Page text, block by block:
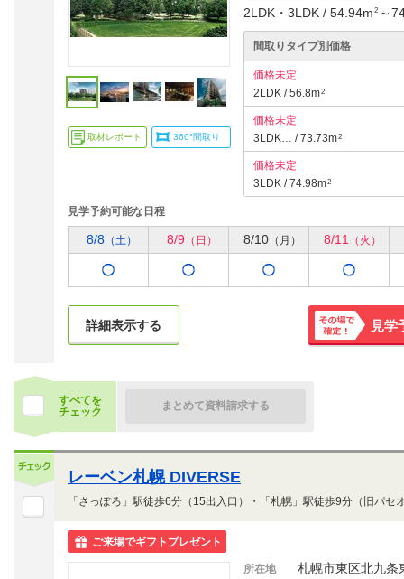
取材レポート 360°間取り
2LDK・3LDK / 54.94m 2 ～
間取りタイプ別価格
価格未定
2LDK / 56.8m2
価格未定
3LDK… / 73.73m2
価格未定
3LDK / 74.98m2
見学予約可能な日程
8/8 （土） 8/9 （日） 8/10 （月） 8/11 （火）
詳細表示する
その場で
見学
すべてを
チェック
まとめて資料請求する
レーベン札幌 DIVERSE
ご来場でギフトプレゼント
所在地 札幌市東区北九条